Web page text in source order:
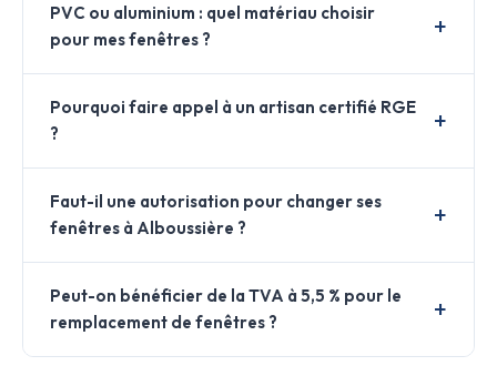
PVC ou aluminium : quel matériau choisir
pour mes fenêtres ?
Pourquoi faire appel à un artisan certifié RGE
?
Faut-il une autorisation pour changer ses
fenêtres à Alboussière ?
Peut-on bénéficier de la TVA à 5,5 % pour le
remplacement de fenêtres ?